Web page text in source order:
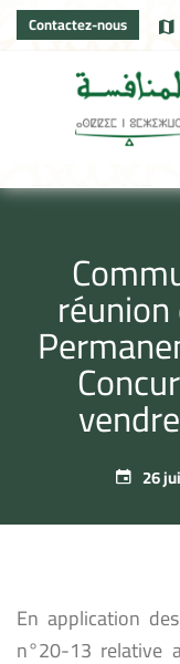
Contactez-nous
26
En application
n°20-13 relative